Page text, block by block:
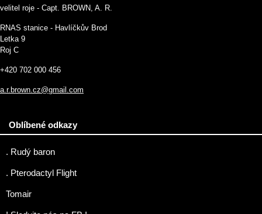
velitel roje - Capt. BROWN, A. R.
RNAS stanice - Havlíčkův Brod
Letka 9
Roj C
+420 702 000 456
a.r.brown.cz@gmail.com
Oblíbené odkazy
. Rudý baron
. Pterodactyl Flight
Tomair